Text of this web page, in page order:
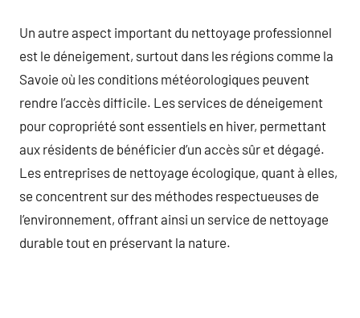
Un autre aspect important du nettoyage professionnel
est le déneigement, surtout dans les régions comme la
Savoie où les conditions météorologiques peuvent
rendre l’accès difficile. Les services de déneigement
pour copropriété sont essentiels en hiver, permettant
aux résidents de bénéficier d’un accès sûr et dégagé.
Les entreprises de nettoyage écologique, quant à elles,
se concentrent sur des méthodes respectueuses de
l’environnement, offrant ainsi un service de nettoyage
durable tout en préservant la nature.